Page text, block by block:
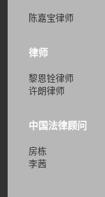
陈嘉宝律师
律师
黎恩铨律师
许朗律师
中国法律顾问
房栋
李茜